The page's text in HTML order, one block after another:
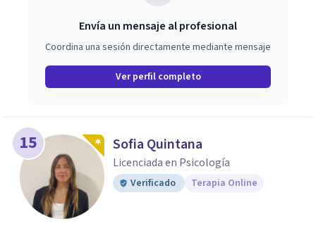
Envía un mensaje al profesional
Coordina una sesión directamente mediante mensaje
Ver perfil completo
15 Sofia Quintana
Licenciada en Psicología
Verificado Terapia Online